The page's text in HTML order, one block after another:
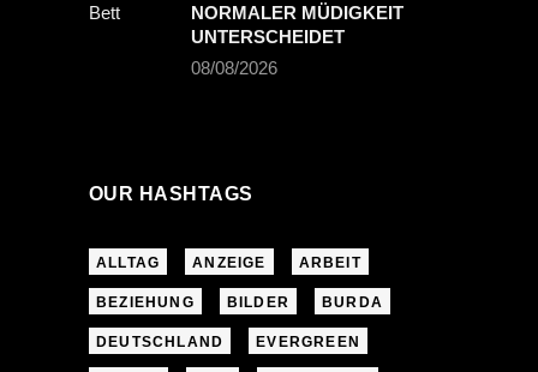
NORMALER MÜDIGKEIT
UNTERSCHEIDET
08/08/2026
OUR HASHTAGS
ALLTAG ANZEIGE ARBEIT
BEZIEHUNG BILDER BURDA
DEUTSCHLAND EVERGREEN